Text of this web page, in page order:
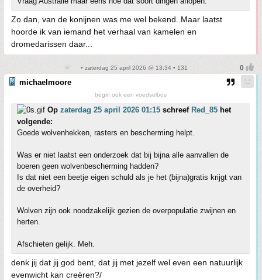
Zo dan, van de konijnen was me wel bekend. Maar laatst
hoorde ik van iemand het verhaal van kamelen en
dromedarissen daar...
• zaterdag 25 april 2026 @ 13:34 • 131
michaelmoore
begin ook een voedselbos
Op zaterdag 25 april 2026 01:15 schreef Red_85 het
volgende:
Goede wolvenhekken, rasters en bescherming helpt.
Was er niet laatst een onderzoek dat bij bijna alle aanvallen de
boeren geen wolvenbescherming hadden?
Is dat niet een beetje eigen schuld als je het (bijna)gratis krijgt van
de overheid?
Wolven zijn ook noodzakelijk gezien de overpopulatie zwijnen en
herten.
Afschieten gelijk. Meh.
denk jij dat jij god bent, dat jij met jezelf wel even een natuurlijk
evenwicht kan creëren?/